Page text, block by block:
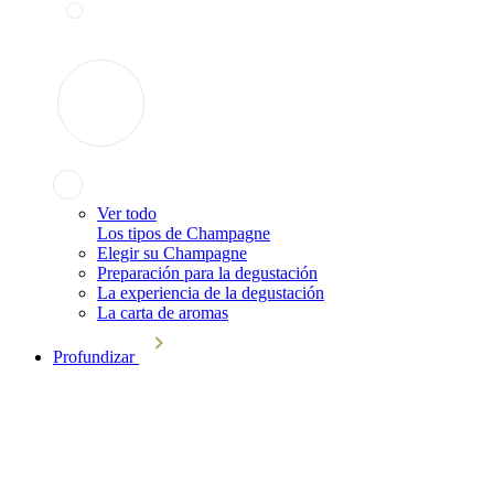
Ver todo
Los tipos de Champagne
Elegir su Champagne
Preparación para la degustación
La experiencia de la degustación
La carta de aromas
Profundizar